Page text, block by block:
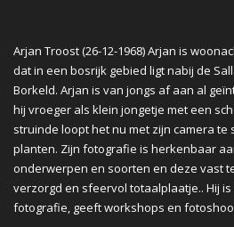
Arjan Troost (26-12-1968) Arjan is
dat in een bosrijk gebied ligt nabij de
Borkeld. Arjan is van jongs af aan al
hij vroeger als klein jongetje met een
struinde loopt het nu met zijn camera
planten. Zijn fotografie is herkenbaar
onderwerpen en soorten en deze vast
verzorgd en sfeervol totaalplaatje.. Hij
fotografie, geeft workshops en